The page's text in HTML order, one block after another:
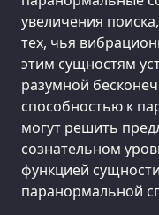
увеличения
тех, чья
этим сущностям
разумной
способностью к
могут решить
сознательном
функцией
паранормальной